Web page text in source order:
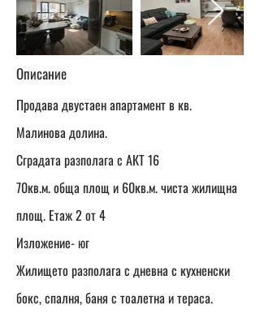
Описание
Продава двустаен апартамент в кв.
Малинова долина.
Сградата разполага с АКТ 16
70кв.м. обща площ и 60кв.м. чиста жилищна
площ. Етаж 2 от 4
Изложение- юг
Жилището разполага с дневна с кухненски
бокс, спалня, баня с тоалетна и тераса.